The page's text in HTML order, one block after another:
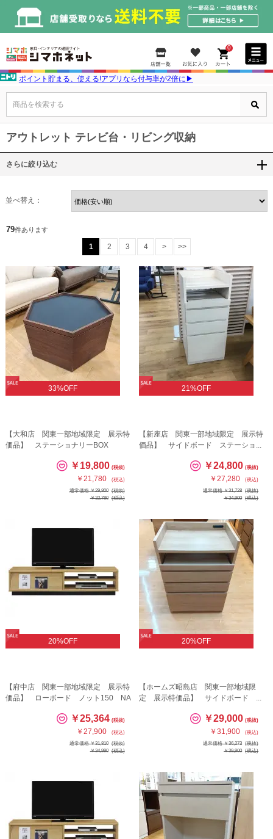
0
ポイント貯まる、使える!アプリなら付与率が2倍に▶
商品を検索する
アウトレット テレビ台・リビング収納
さらに絞り込む
並べ替え：
79件あります
1 2 3 4 > >>
33%OFF
【大和店 関東一部地域限定 展示特
価品】 ステーショナリーBOX
￥19,800 (税抜)
￥21,780
(税込)
通常価格 ￥29,800 (税抜)
￥32,780 (税込)
21%OFF
【新座店 関東一部地域限定 展示特
価品】 サイドボード ステーショ...
￥24,800 (税抜)
￥27,280
(税込)
通常価格 ￥31,728 (税抜)
￥34,900 (税込)
20%OFF
【府中店 関東一部地域限定 展示特
価品】 ローボード ノット150 NA
￥25,364 (税抜)
￥27,900
(税込)
通常価格 ￥31,810 (税抜)
￥34,990 (税込)
20%OFF
【ホームズ昭島店 関東一部地域限
定 展示特価品】 サイドボード ...
￥29,000 (税抜)
￥31,900
(税込)
通常価格 ￥36,273 (税抜)
￥39,900 (税込)